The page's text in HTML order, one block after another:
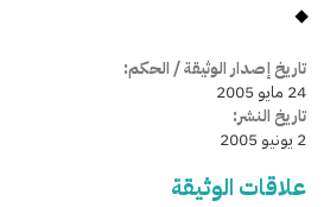
تاريخ إصدار الوثيقة / الحكم:
24 مايو 2005
تاريخ النشر:
2 يونيو 2005
علاقات الوثيقة